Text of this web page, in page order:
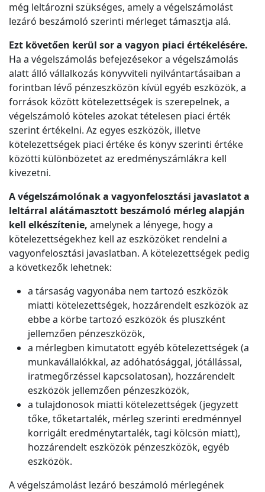
még leltározni szükséges, amely a végelszámolást
lezáró beszámoló szerinti mérleget támasztja alá.
Ezt követően kerül sor a vagyon piaci értékelésére.
Ha a végelszámolás befejezésekor a végelszámolás
alatt álló vállalkozás könyvviteli nyilvántartásaiban a
forintban lévő pénzeszközön kívül egyéb eszközök, a
források között kötelezettségek is szerepelnek, a
végelszámoló köteles azokat tételesen piaci érték
szerint értékelni. Az egyes eszközök, illetve
kötelezettségek piaci értéke és könyv szerinti értéke
közötti különbözetet az eredményszámlákra kell
kivezetni.
A végelszámolónak a vagyonfelosztási javaslatot a
leltárral alátámasztott beszámoló mérleg alapján
kell elkészítenie, amelynek a lényege, hogy a
kötelezettségekhez kell az eszközöket rendelni a
vagyonfelosztási javaslatban. A kötelezettségek pedig
a következők lehetnek:
a társaság vagyonába nem tartozó eszközök
miatti kötelezettségek, hozzárendelt eszközök az
ebbe a körbe tartozó eszközök és pluszként
jellemzően pénzeszközök,
a mérlegben kimutatott egyéb kötelezettségek (a
munkavállalókkal, az adóhatósággal, jótállással,
iratmegőrzéssel kapcsolatosan), hozzárendelt
eszközök jellemzően pénzeszközök,
a tulajdonosok miatti kötelezettségek (jegyzett
tőke, tőketartalék, mérleg szerinti eredménnyel
korrigált eredménytartalék, tagi kölcsön miatt),
hozzárendelt eszközök pénzeszközök, egyéb
eszközök.
A végelszámolást lezáró beszámoló mérlegének